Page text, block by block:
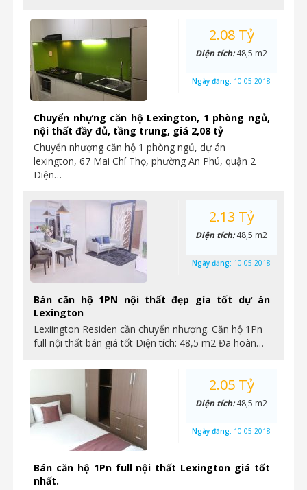
Chuyển nhựng căn hộ Lexington, 1 phòng ngủ,
nội thất đầy đủ, tầng trung, giá 2,08 tỷ
Chuyển nhượng căn hộ 1 phòng ngủ, dự án
lexington, 67 Mai Chí Thọ, phường An Phú, quận 2
Diện…
2.08 Tỷ
Diện tích:48,5 m2
Ngày đăng: 10-05-2018
Bán căn hộ 1PN nội thất đẹp gía tốt dự án
Lexington
Lexiington Residen cần chuyển nhượng. Căn hộ 1Pn
full nội thất bán giá tốt Diện tích: 48,5 m2 Đã hoàn…
2.13 Tỷ
Diện tích:48,5 m2
Ngày đăng: 10-05-2018
Bán căn hộ 1Pn full nội thất Lexington giá tốt
nhất.
2.05 Tỷ
Diện tích:48,5 m2
Ngày đăng: 10-05-2018